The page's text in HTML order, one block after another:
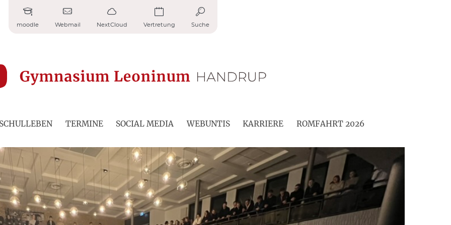
moodle Webmail NextCloud Vertretung Suche
SCHULLEBEN TERMINE SOCIAL MEDIA WEBUNTIS KARRIERE ROMFAHRT 2026